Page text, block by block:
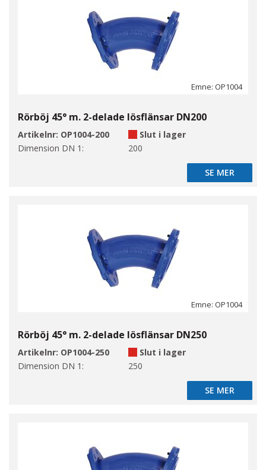
Emne: OP1004
Rörböj 45° m. 2-delade lösflänsar DN200
Artikelnr: OP1004-200
Slut i lager
Dimension DN 1:
200
SE MER
SE MER
Emne: OP1004
Rörböj 45° m. 2-delade lösflänsar DN250
Artikelnr: OP1004-250
Slut i lager
Dimension DN 1:
250
SE MER
SE MER